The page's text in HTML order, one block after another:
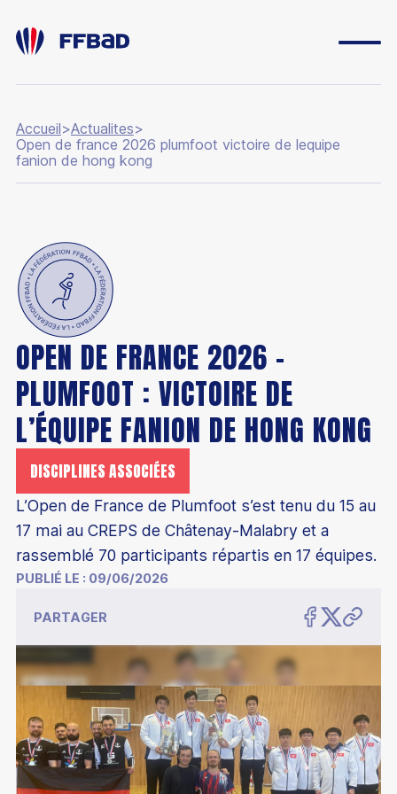
ESPACE DIRIGEANT
BOUTIQUE
YONEX IFB
CARRIÈRES
Découvrir le badminton
Découvrir le para-badminton
Comment jouer au badminton
Trouver un stage
Classements
Compétitions
Top 12
Comment devenir champion
Parcours de performance fédérale
Les structures d'entraînement permanentes
Les collectifs France
Collectif France Séniors
Collectif France Para-badminton
Collectif France Sourds et malentendants
Junior Academy
Mémoires étudiants
Éco-responsabilité
Inclusion
Être encadrant
Formations bénévoles
Formations professionnelles
Formations continues
Présentation
Chiffres clés
Les bonnes raisons de s'affilier
Accueil>Actualites>
Open de france 2026 plumfoot victoire de lequipe
fanion de hong kong
OPEN DE FRANCE 2026 –
PLUMFOOT : VICTOIRE DE
L’ÉQUIPE FANION DE HONG KONG
DISCIPLINES ASSOCIÉES
L’Open de France de Plumfoot s’est tenu du 15 au
17 mai au CREPS de Châtenay-Malabry et a
rassemblé 70 participants répartis en 17 équipes.
PUBLIÉ LE : 09/06/2026
PARTAGER